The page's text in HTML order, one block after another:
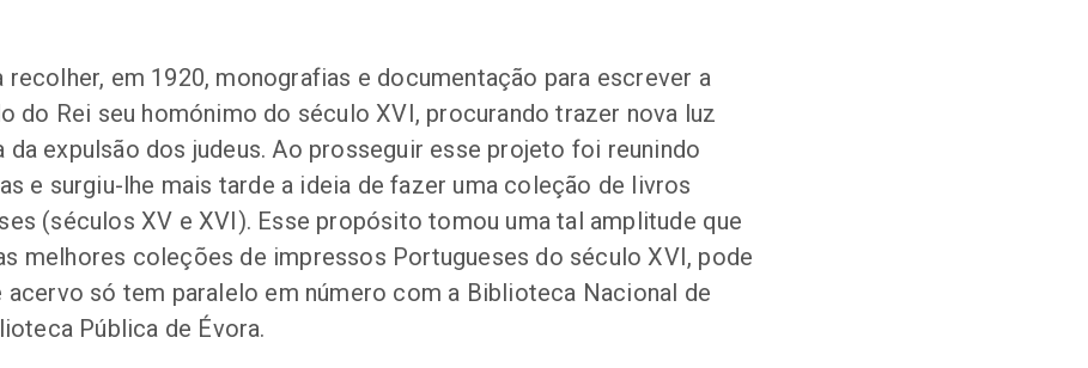
recolher, em 1920, monografias e documentação para escrever a
do Rei seu homónimo do século XVI, procurando trazer nova luz
da expulsão dos judeus. Ao prosseguir esse projeto foi reunindo
e surgiu-lhe mais tarde a ideia de fazer uma coleção de livros
(séculos XV e XVI). Esse propósito tomou uma tal amplitude que
melhores coleções de impressos Portugueses do século XVI, pode
só tem paralelo em número com a Biblioteca Nacional de
Pública de Évora.